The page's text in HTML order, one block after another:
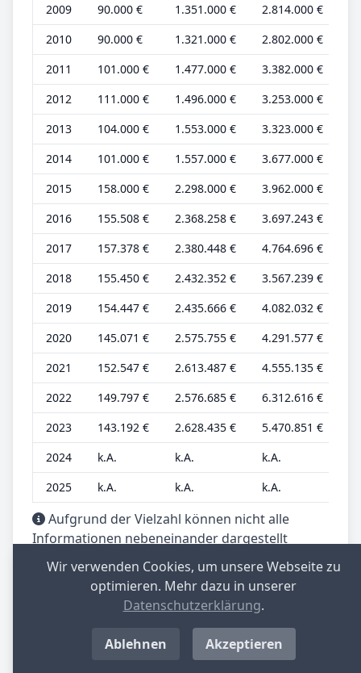
2009
90.000 € 1.351.000 € 2.814.000 €
2010
90.000 € 1.321.000 € 2.802.000 €
2011
101.000 € 1.477.000 € 3.382.000 €
2012
111.000 € 1.496.000 € 3.253.000 €
2013
104.000 € 1.553.000 € 3.323.000 €
2014
101.000 € 1.557.000 € 3.677.000 €
2015
158.000 € 2.298.000 € 3.962.000 €
2016
155.508 € 2.368.258 € 3.697.243 €
2017
157.378 € 2.380.448 € 4.764.696 €
2018
155.450 € 2.432.352 € 3.567.239 €
2019
154.447 € 2.435.666 € 4.082.032 €
2020
145.071 € 2.575.755 € 4.291.577 €
2021
152.547 € 2.613.487 € 4.555.135 €
2022
149.797 € 2.576.685 € 6.312.616 €
2023
143.192 € 2.628.435 € 5.470.851 €
2024
k.A. k.A. k.A.
2025
k.A. k.A. k.A.
Aufgrund der Vielzahl können nicht alle
Informationen nebeneinander dargestellt
werden. Sie können aber in der Tabelle nach
rechts scrollen, um alle Informationen
anzuzeigen. Weiter liegen die Werte bis
einschließlich 2015 nur gerundet auf 1.000er-
Wir verwenden Cookies, um unsere Webseite zu
optimieren. Mehr dazu in unserer
Datenschutzerklärung.
Ablehnen Akzeptieren